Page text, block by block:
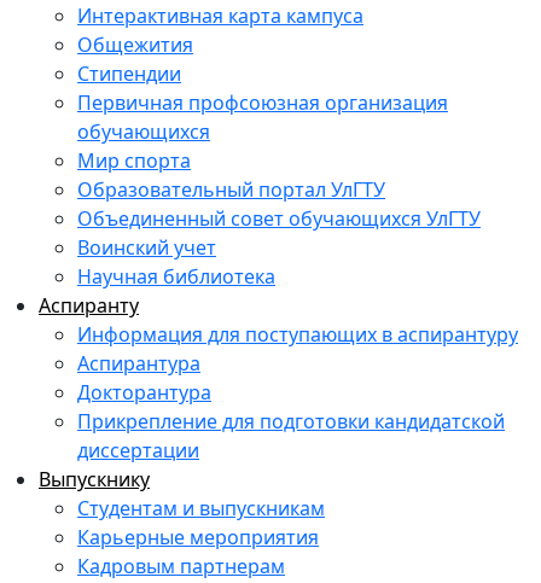
Интерактивная карта кампуса
Общежития
Стипендии
Первичная профсоюзная организация
обучающихся
Мир спорта
Образовательный портал УлГТУ
Объединенный совет обучающихся УлГТУ
Воинский учет
Научная библиотека
Аспиранту
Информация для поступающих в аспирантуру
Аспирантура
Докторантура
Прикрепление для подготовки кандидатской
диссертации
Выпускнику
Студентам и выпускникам
Карьерные мероприятия
Кадровым партнерам